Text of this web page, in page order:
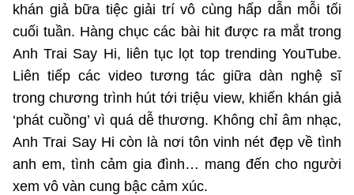
Bảo mật
Giải pháp
Bảo mật
Nội dung số
Chữ ký số
Giải pháp
MINISTRY OF SCIENCE AND TECHNOLOGY
Hệ thống nội bộ
Điều khoản sử dụng
Sơ đồ trang
Liên kết
khán giả bữa tiệc giải trí vô cùng hấp dẫn mỗi tối
cuối tuần. Hàng chục các bài hit được ra mắt trong
Anh Trai Say Hi, liên tục lọt top trending YouTube.
Liên tiếp các video tương tác giữa dàn nghệ sĩ
trong chương trình hút tới triệu view, khiến khán giả
‘phát cuồng’ vì quá dễ thương. Không chỉ âm nhạc,
Anh Trai Say Hi còn là nơi tôn vinh nét đẹp về tình
anh em, tình cảm gia đình… mang đến cho người
xem vô vàn cung bậc cảm xúc.